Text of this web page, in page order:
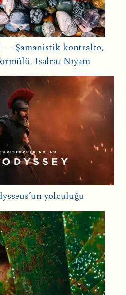
— Şamanistik kontralto,
Isalrat Nıyam
yolculuğu